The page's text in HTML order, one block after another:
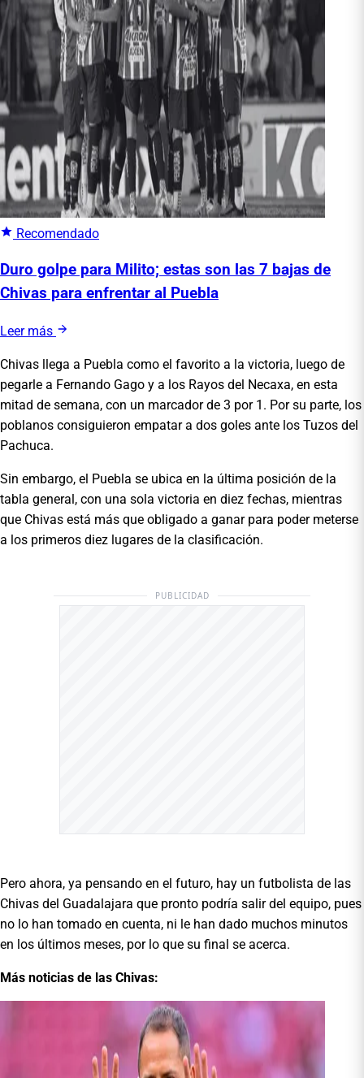
Recomendado
Duro golpe para Milito; estas son las 7 bajas de
Chivas para enfrentar al Puebla
Leer más
Chivas llega a Puebla como el favorito a la victoria, luego de
pegarle a Fernando Gago y a los Rayos del Necaxa, en esta
mitad de semana, con un marcador de 3 por 1. Por su parte, los
poblanos consiguieron empatar a dos goles ante los Tuzos del
Pachuca.
Sin embargo, el Puebla se ubica en la última posición de la
tabla general, con una sola victoria en diez fechas, mientras
que Chivas está más que obligado a ganar para poder meterse
a los primeros diez lugares de la clasificación.
PUBLICIDAD
Pero ahora, ya pensando en el futuro, hay un futbolista de las
Chivas del Guadalajara que pronto podría salir del equipo, pues
no lo han tomado en cuenta, ni le han dado muchos minutos
en los últimos meses, por lo que su final se acerca.
Más noticias de las Chivas: